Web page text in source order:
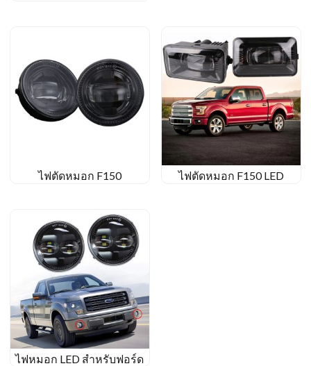
ไฟตัดหมอก F150 ไฟตัดหมอก F150 LED
ไฟหมอก LED สำหรับฟอร์ด